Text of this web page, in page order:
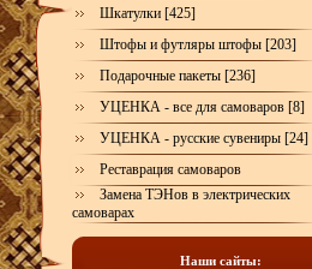
Шкатулки [425]
Штофы и футляры штофы [203]
Подарочные пакеты [236]
УЦЕНКА - все для самоваров [8]
УЦЕНКА - русские сувениры [24]
Реставрация самоваров
Замена ТЭНов в электрических
самоварах
Наши сайты: